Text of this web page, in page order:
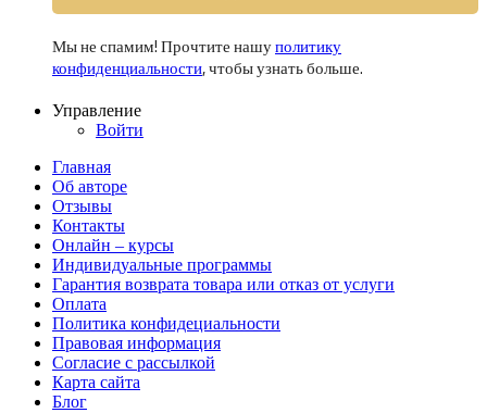
Мы не спамим! Прочтите нашуполитику
конфиденциальности, чтобы узнать больше.
Управление
Войти
Главная
Об авторе
Отзывы
Контакты
Онлайн – курсы
Индивидуальные программы
Гарантия возврата товара или отказ от услуги
Оплата
Политика конфидециальности
Правовая информация
Согласие с рассылкой
Карта сайта
Блог